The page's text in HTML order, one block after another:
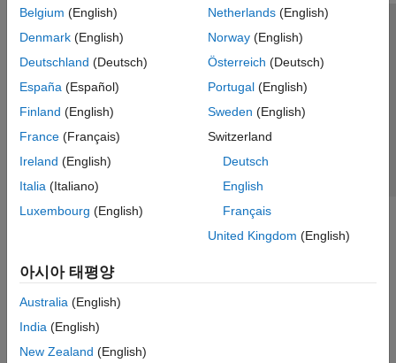
분석 및 응용 분야
Belgium (English)
Denmark (English)
Deutschland (Deutsch)
España (Español)
Finland (English)
France (Français)
Ireland (English)
Italia (Italiano)
Luxembourg (English)
Netherlands(English)
Norway(English)
Österreich (Deutsch)
Portugal(English)
Sweden (English)
Switzerland
Deutsch
English
Français
United Kingdom (English)
아시아 태평양
Australia (English)
India (English)
New Zealand (English)
신뢰 센터 등록 상표 개인정보 취급방침
불법 복제 방지
애플리케이션 상태
© 1994-2026 The MathWorks, Inc.